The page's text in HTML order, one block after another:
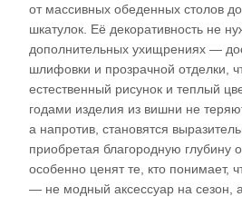
от массивных обеденных столов
шкатулок. Её декоративность не
дополнительных ухищрениях —
шлифовки и прозрачной отделки,
естественный рисунок и теплый
годами изделия из вишни не
а напротив, становятся
приобретая благородную глубину
особенно ценят те, кто понимает,
— не модный аксессуар на сезон,